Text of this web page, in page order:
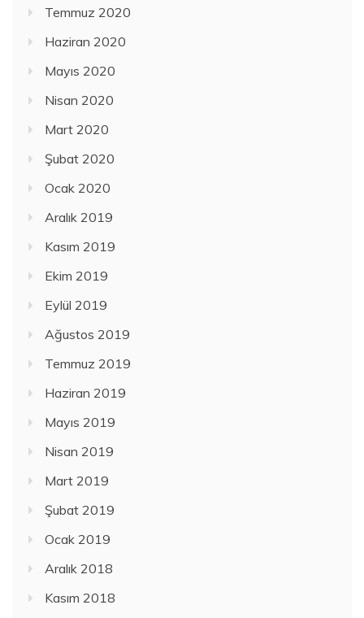
Temmuz 2020
Haziran 2020
Mayıs 2020
Nisan 2020
Mart 2020
Şubat 2020
Ocak 2020
Aralık 2019
Kasım 2019
Ekim 2019
Eylül 2019
Ağustos 2019
Temmuz 2019
Haziran 2019
Mayıs 2019
Nisan 2019
Mart 2019
Şubat 2019
Ocak 2019
Aralık 2018
Kasım 2018